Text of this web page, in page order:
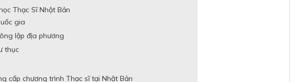
Thạc Sĩ Nhật Bản
gia
lập địa phương
thục
cấp chương trình Thạc sĩ tại Nhật Bản